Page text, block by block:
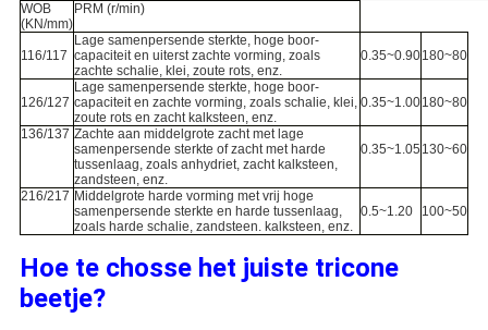
WOB
(KN/mm)
PRM (r/min)
116/117
Lage samenpersende sterkte, hoge boor-
capaciteit en uiterst zachte vorming, zoals
zachte schalie, klei, zoute rots, enz.
0.35~0.90180~80
126/127
Lage samenpersende sterkte, hoge boor-
capaciteit en zachte vorming, zoals schalie, klei,
zoute rots en zacht kalksteen, enz.
0.35~1.00180~80
136/137 Zachte aan middelgrote zacht met lage
samenpersende sterkte of zacht met harde
tussenlaag, zoals anhydriet, zacht kalksteen,
zandsteen, enz.
0.35~1.05 130~60
216/217 Middelgrote harde vorming met vrij hoge
samenpersende sterkte en harde tussenlaag,
zoals harde schalie, zandsteen. kalksteen, enz.
0.5~1.20 100~50
Hoe te chosse het juiste tricone
beetje?